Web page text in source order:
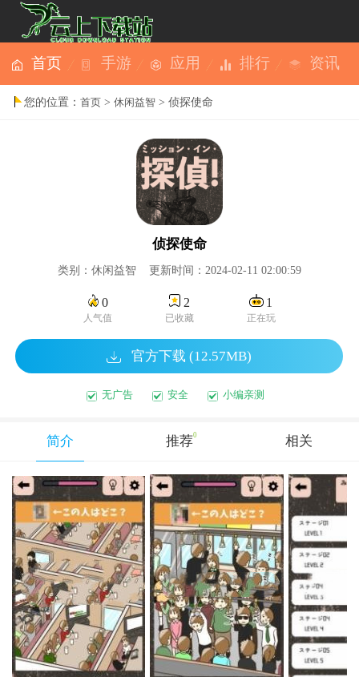
首页 手游 应用 排行 资讯
您的位置：首页 >休闲益智 > 侦探使命
侦探使命
类别：休闲益智 更新时间：2024-02-11 02:00:59
0
人气值
2
已收藏
1
正在玩
官方下载 (12.57MB)
无广告 安全 小编亲测
简介 推荐0 相关